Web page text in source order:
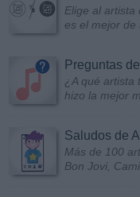
Elige al artista
es el mejor de
Preguntas
¿A qué artista
hizo la mejor
Saludos de
Más de 100
Bon Jovi,